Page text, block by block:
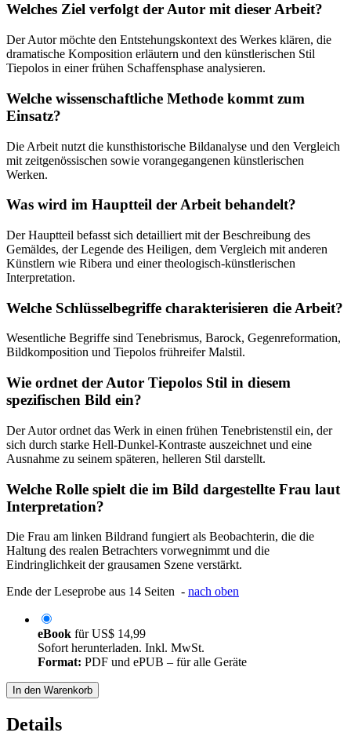
Welches Ziel verfolgt der Autor mit dieser Arbeit?
Der Autor möchte den Entstehungskontext des Werkes klären, die
dramatische Komposition erläutern und den künstlerischen Stil
Tiepolos in einer frühen Schaffensphase analysieren.
Welche wissenschaftliche Methode kommt zum
Einsatz?
Die Arbeit nutzt die kunsthistorische Bildanalyse und den Vergleich
mit zeitgenössischen sowie vorangegangenen künstlerischen
Werken.
Was wird im Hauptteil der Arbeit behandelt?
Der Hauptteil befasst sich detailliert mit der Beschreibung des
Gemäldes, der Legende des Heiligen, dem Vergleich mit anderen
Künstlern wie Ribera und einer theologisch-künstlerischen
Interpretation.
Welche Schlüsselbegriffe charakterisieren die Arbeit?
Wesentliche Begriffe sind Tenebrismus, Barock, Gegenreformation,
Bildkomposition und Tiepolos frühreifer Malstil.
Wie ordnet der Autor Tiepolos Stil in diesem
spezifischen Bild ein?
Der Autor ordnet das Werk in einen frühen Tenebristenstil ein, der
sich durch starke Hell-Dunkel-Kontraste auszeichnet und eine
Ausnahme zu seinem späteren, helleren Stil darstellt.
Welche Rolle spielt die im Bild dargestellte Frau laut
Interpretation?
Die Frau am linken Bildrand fungiert als Beobachterin, die die
Haltung des realen Betrachters vorwegnimmt und die
Eindringlichkeit der grausamen Szene verstärkt.
Ende der Leseprobe aus 14 Seiten - nach oben
eBook fürUS$ 14,99
Sofort herunterladen. Inkl. MwSt.
Format: PDF und ePUB – für alle Geräte
In den Warenkorb
Details